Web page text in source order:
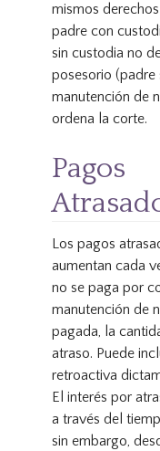
mismos
padre con
sin custodia no
posesorio (padre
manutención de
ordena la corte.
Pagos
Los pagos
aumentan cada
no se paga por
manutención de
pagada, la
atraso. Puede
retroactiva
El interés por
a través del
sin embargo,